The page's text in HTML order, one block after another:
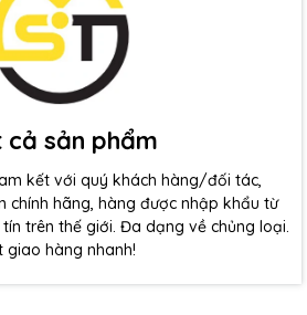
cả sản phẩm
kết với quý khách hàng/đối tác,
chính hãng, hàng được nhập khẩu từ
trên thế giới. Đa dạng về chủng loại.
giao hàng nhanh!